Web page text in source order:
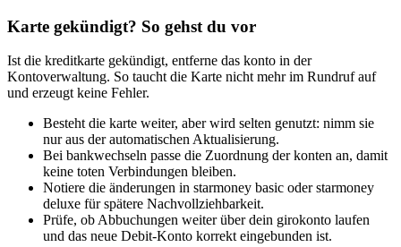
Karte gekündigt? So gehst du vor
Ist die kreditkarte gekündigt, entferne das konto in der
Kontoverwaltung. So taucht die Karte nicht mehr im Rundruf auf
und erzeugt keine Fehler.
Besteht die karte weiter, aber wird selten genutzt: nimm sie
nur aus der automatischen Aktualisierung.
Bei bankwechseln passe die Zuordnung der konten an, damit
keine toten Verbindungen bleiben.
Notiere die änderungen in starmoney basic oder starmoney
deluxe für spätere Nachvollziehbarkeit.
Prüfe, ob Abbuchungen weiter über dein girokonto laufen
und das neue Debit-Konto korrekt eingebunden ist.